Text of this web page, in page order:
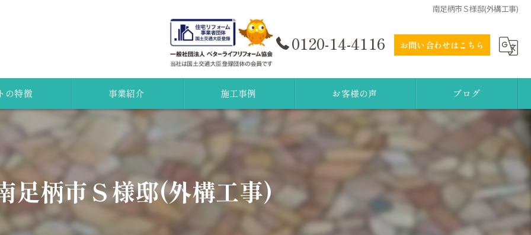
南足柄市Ｓ様邸(外構工事)
0120-14-4116 お問い合わせはこちら
の特徴
ラ
ン
事業紹介
水廻り
施工事例 お客様の声 ブログ
足柄市Ｓ様邸(外構工事)